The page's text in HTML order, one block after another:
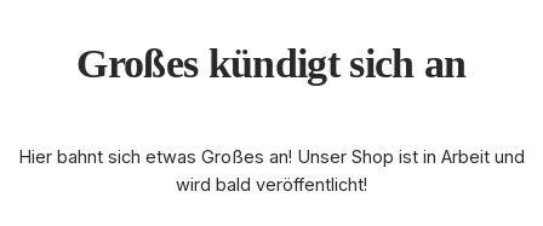
Großes kündigt sich an
Hier bahnt sich etwas Großes an! Unser Shop ist in Arbeit und
wird bald veröffentlicht!